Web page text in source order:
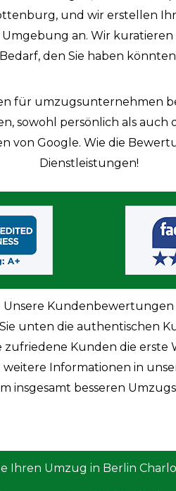
und wir erstellen
an. Wir
Bedarf, den Sie haben
für umzugsunternehmen
sowohl persönlich als auch
Google. Wie die
Dienstleistungen!
Unsere Kundenbewertungen
unten die authentischen
Kunden die erste
Informationen in
insgesamt besseren
Ihren Umzug in Berlin